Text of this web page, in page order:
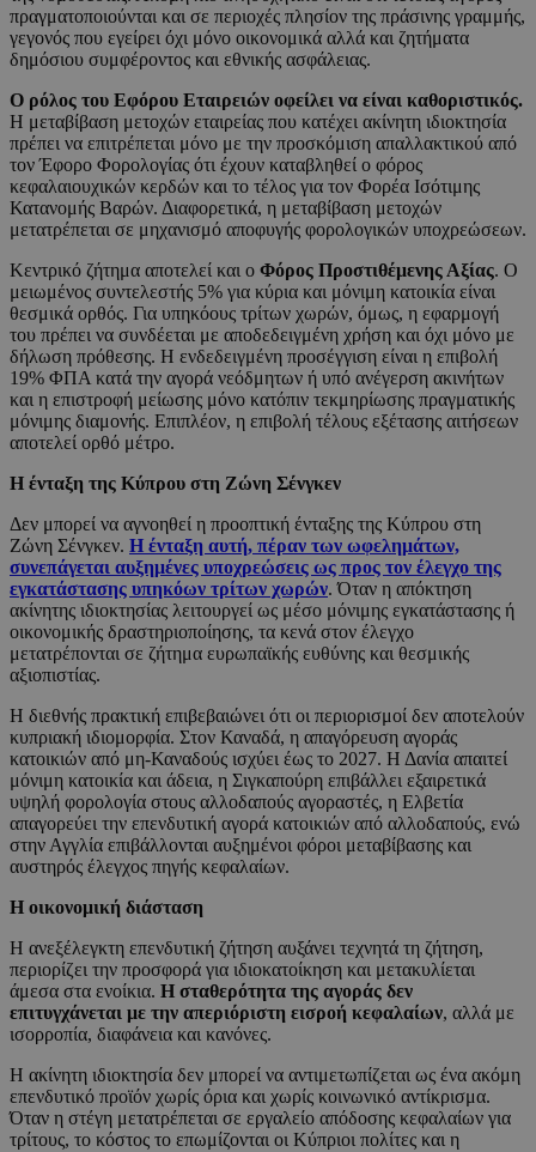
πραγματοποιούνται και σε περιοχές πλησίον της πράσινης γραμμής,
γεγονός που εγείρει όχι μόνο οικονομικά αλλά και ζητήματα
δημόσιου συμφέροντος και εθνικής ασφάλειας.
Ο ρόλος του Εφόρου Εταιρειών οφείλει να είναι καθοριστικός.
Η μεταβίβαση μετοχών εταιρείας που κατέχει ακίνητη ιδιοκτησία
πρέπει να επιτρέπεται μόνο με την προσκόμιση απαλλακτικού από
τον Έφορο Φορολογίας ότι έχουν καταβληθεί ο φόρος
κεφαλαιουχικών κερδών και το τέλος για τον Φορέα Ισότιμης
Κατανομής Βαρών. Διαφορετικά, η μεταβίβαση μετοχών
μετατρέπεται σε μηχανισμό αποφυγής φορολογικών υποχρεώσεων.
Κεντρικό ζήτημα αποτελεί και ο Φόρος Προστιθέμενης Αξίας. Ο
μειωμένος συντελεστής 5% για κύρια και μόνιμη κατοικία είναι
θεσμικά ορθός. Για υπηκόους τρίτων χωρών, όμως, η εφαρμογή
του πρέπει να συνδέεται με αποδεδειγμένη χρήση και όχι μόνο με
δήλωση πρόθεσης. Η ενδεδειγμένη προσέγγιση είναι η επιβολή
19% ΦΠΑ κατά την αγορά νεόδμητων ή υπό ανέγερση ακινήτων
και η επιστροφή μείωσης μόνο κατόπιν τεκμηρίωσης πραγματικής
μόνιμης διαμονής. Επιπλέον, η επιβολή τέλους εξέτασης αιτήσεων
αποτελεί ορθό μέτρο.
Η ένταξη της Κύπρου στη Ζώνη Σένγκεν
Δεν μπορεί να αγνοηθεί η προοπτική ένταξης της Κύπρου στη
Ζώνη Σένγκεν. Η ένταξη αυτή, πέραν των ωφελημάτων,
συνεπάγεται αυξημένες υποχρεώσεις ως προς τον έλεγχο της
εγκατάστασης υπηκόων τρίτων χωρών. Όταν η απόκτηση
ακίνητης ιδιοκτησίας λειτουργεί ως μέσο μόνιμης εγκατάστασης ή
οικονομικής δραστηριοποίησης, τα κενά στον έλεγχο
μετατρέπονται σε ζήτημα ευρωπαϊκής ευθύνης και θεσμικής
αξιοπιστίας.
Η διεθνής πρακτική επιβεβαιώνει ότι οι περιορισμοί δεν αποτελούν
κυπριακή ιδιομορφία. Στον Καναδά, η απαγόρευση αγοράς
κατοικιών από μη-Καναδούς ισχύει έως το 2027. Η Δανία απαιτεί
μόνιμη κατοικία και άδεια, η Σιγκαπούρη επιβάλλει εξαιρετικά
υψηλή φορολογία στους αλλοδαπούς αγοραστές, η Ελβετία
απαγορεύει την επενδυτική αγορά κατοικιών από αλλοδαπούς, ενώ
στην Αγγλία επιβάλλονται αυξημένοι φόροι μεταβίβασης και
αυστηρός έλεγχος πηγής κεφαλαίων.
Η οικονομική διάσταση
Η ανεξέλεγκτη επενδυτική ζήτηση αυξάνει τεχνητά τη ζήτηση,
περιορίζει την προσφορά για ιδιοκατοίκηση και μετακυλίεται
άμεσα στα ενοίκια. Η σταθερότητα της αγοράς δεν
επιτυγχάνεται με την απεριόριστη εισροή κεφαλαίων, αλλά με
ισορροπία, διαφάνεια και κανόνες.
Η ακίνητη ιδιοκτησία δεν μπορεί να αντιμετωπίζεται ως ένα ακόμη
επενδυτικό προϊόν χωρίς όρια και χωρίς κοινωνικό αντίκρισμα.
Όταν η στέγη μετατρέπεται σε εργαλείο απόδοσης κεφαλαίων για
τρίτους, το κόστος το επωμίζονται οι Κύπριοι πολίτες και η